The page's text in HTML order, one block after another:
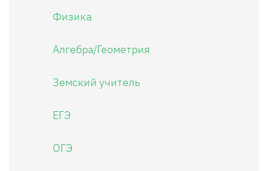
Физика
Алгебра/Геометрия
Земский учитель
ЕГЭ
ОГЭ